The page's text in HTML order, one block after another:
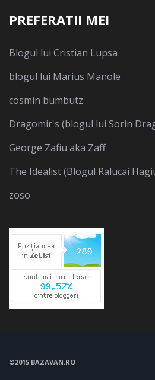
PREFERATII MEI
Blogul lui Cristian Lupsa
blogul lui Marius Manole
cosmin bumbutz
Dragomir's (blogul lui Sorin
George Zafiu aka Zaff
The Idealist (Blogul Ralucai
zoso
©2015 BAZAVAN.RO